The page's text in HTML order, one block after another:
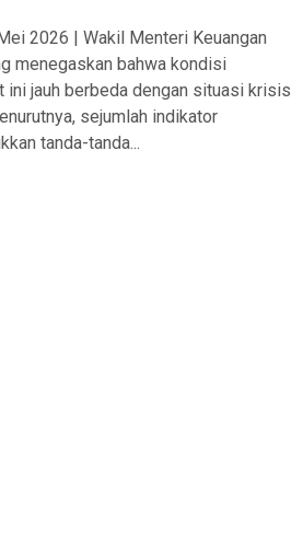
2026 | Wakil Menteri Keuangan
menegaskan bahwa kondisi
ini jauh berbeda dengan situasi krisis
sejumlah indikator
tanda-tanda...